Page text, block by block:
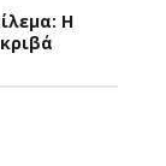
Η